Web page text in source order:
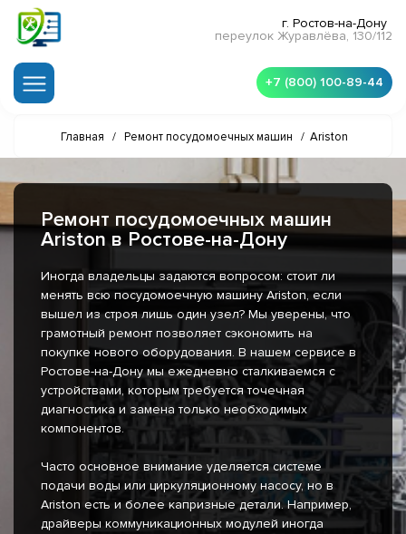
г. Ростов-на-Дону
переулок Журавлёва, 130/112
+7 (800) 100-89-44
Главная / Ремонт посудомоечных машин / Ariston
Ремонт посудомоечных машин
Ariston в Ростове-на-Дону
Иногда владельцы задаются вопросом: стоит ли
менять всю посудомоечную машину Ariston, если
вышел из строя лишь один узел? Мы уверены, что
грамотный ремонт позволяет сэкономить на
покупке нового оборудования. В нашем сервисе в
Ростове-на-Дону мы ежедневно сталкиваемся с
устройствами, которым требуется точечная
диагностика и замена только необходимых
компонентов.
Часто основное внимание уделяется системе
подачи воды или циркуляционному насосу, но в
Ariston есть и более капризные детали. Например,
драйверы коммуникационных модулей иногда